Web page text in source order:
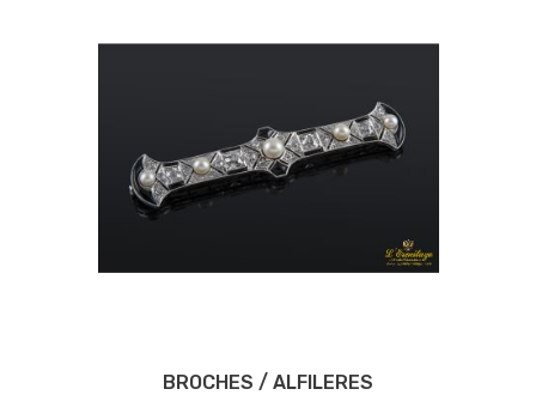
BROCHES / ALFILERES